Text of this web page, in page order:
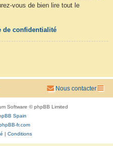
vous de bien lire tout le
de confidentialité
Nous contacter
Software © phpBB Limited
Spain
fr.com
Conditions